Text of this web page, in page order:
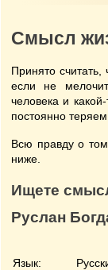
Смысл
Принято считать,
если не
человека и
постоянно
Всю правду о
ниже.
Ищете
Руслан
Язык: